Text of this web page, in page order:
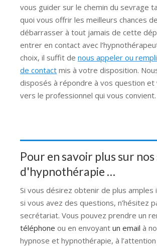
vous guider sur le chemin du sevrage
quoi vous offrir les meilleurs chances
débarrasser à tout jamais de cette
entrer en contact avec
choix, il suffit de nous appeler ou
de contact mis à votre disposition.
disposés à répondre à vos question
vers le professionnel qui vous convient.
Pour en savoir plus sur nos
d'hypnothérapie …
Si vous désirez obtenir de plus amples
si vous avez des questions, n’hésitez
secrétariat. Vous pouvez prendre un
téléphone ou en envoyant un email à
hypnose et hypnothérapie, à